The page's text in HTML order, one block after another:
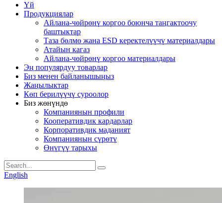
Үй
Продукциялар
Айлана-чөйрөнү коргоо боюнча таңгактоочу
баштыктар
Таза бөлмө жана ESD керектелүүчү материалдары
Атайын кагаз
Айлана-чөйрөнү коргоо материалдары
Эң популярдуу товарлар
Биз менен байланышыңыз
Жаңылыктар
Көп берилүүчү суроолор
Биз жөнүндө
Компаниянын профили
Кооперативдик кардарлар
Корпоративдик маданият
Компаниянын сүрөтү
Өнүгүү тарыхы
English